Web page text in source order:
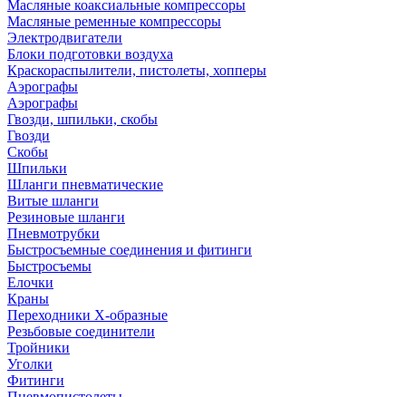
Масляные коаксиальные компрессоры
Масляные ременные компрессоры
Электродвигатели
Блоки подготовки воздуха
Краскораспылители, пистолеты, хопперы
Аэрографы
Аэрографы
Гвозди, шпильки, скобы
Гвозди
Скобы
Шпильки
Шланги пневматические
Витые шланги
Резиновые шланги
Пневмотрубки
Быстросъемные соединения и фитинги
Быстросъемы
Елочки
Краны
Переходники Х-образные
Резьбовые соединители
Тройники
Уголки
Фитинги